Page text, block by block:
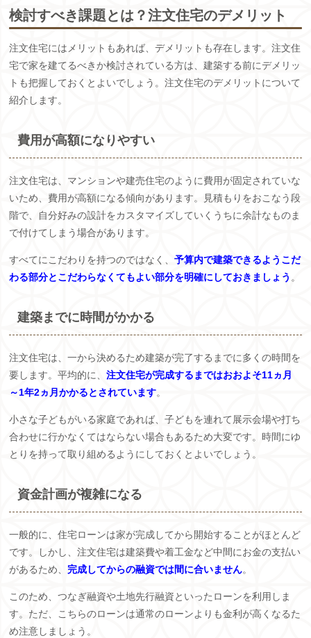
検討すべき課題とは？注文住宅のデメリット
注文住宅にはメリットもあれば、デメリットも存在します。注文住
宅で家を建てるべきか検討されている方は、建築する前にデメリッ
トも把握しておくとよいでしょう。注文住宅のデメリットについて
紹介します。
費用が高額になりやすい
注文住宅は、マンションや建売住宅のように費用が固定されていな
いため、費用が高額になる傾向があります。見積もりをおこなう段
階で、自分好みの設計をカスタマイズしていくうちに余計なものま
で付けてしまう場合があります。
すべてにこだわりを持つのではなく、予算内で建築できるようこだ
わる部分とこだわらなくてもよい部分を明確にしておきましょう 。
建築までに時間がかかる
注文住宅は、一から決めるため建築が完了するまでに多くの時間を
要します。平均的に、注文住宅が完成するまではおおよそ11ヵ月
～1年2ヵ月かかるとされています。
小さな子どもがいる家庭であれば、子どもを連れて展示会場や打ち
合わせに行かなくてはならない場合もあるため大変です。時間にゆ
とりを持って取り組めるようにしておくとよいでしょう。
資金計画が複雑になる
一般的に、住宅ローンは家が完成してから開始することがほとんど
です。しかし、注文住宅は建築費や着工金など中間にお金の支払い
があるため、 完成してからの融資では間に合いません。
このため、つなぎ融資や土地先行融資といったローンを利用しま
す。ただ、こちらのローンは通常のローンよりも金利が高くなるた
め注意しましょう。